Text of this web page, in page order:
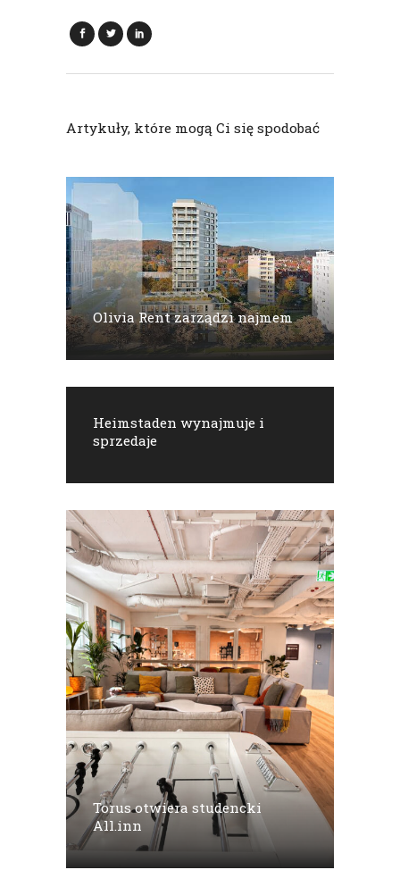
Artykuły, które mogą Ci się spodobać
Olivia Rent zarządzi najmem
Heimstaden wynajmuje i
sprzedaje
Torus otwiera studencki
All.inn